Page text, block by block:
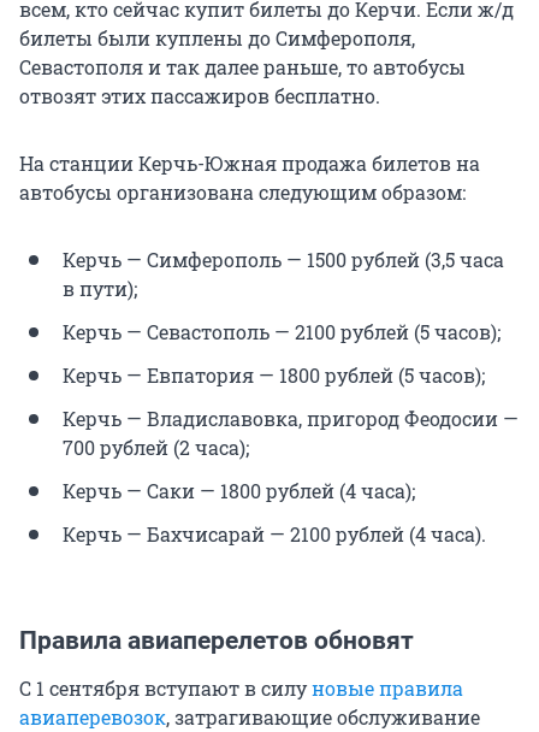
всем, кто сейчас купит билеты до Керчи. Если ж/д
билеты были куплены до Симферополя,
Севастополя и так далее раньше, то автобусы
отвозят этих пассажиров бесплатно.
На станции Керчь-Южная продажа билетов на
автобусы организована следующим образом:
Керчь — Симферополь — 1500 рублей (3,5 часа
в пути);
Керчь — Севастополь — 2100 рублей (5 часов);
Керчь — Евпатория — 1800 рублей (5 часов);
Керчь — Владиславовка, пригород Феодосии —
700 рублей (2 часа);
Керчь — Саки — 1800 рублей (4 часа);
Керчь — Бахчисарай — 2100 рублей (4 часа).
Правила авиаперелетов обновят
С 1 сентября вступают в силуновые правила
авиаперевозок, затрагивающие обслуживание